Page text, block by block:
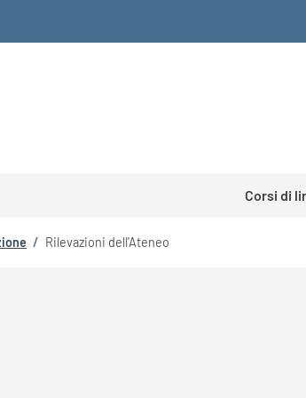
Corsi di
/ Rilevazioni dell'Ateneo